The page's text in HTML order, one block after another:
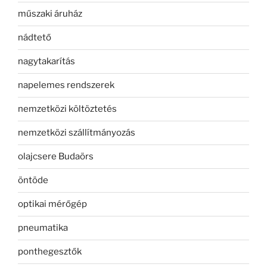
műszaki áruház
nádtető
nagytakarítás
napelemes rendszerek
nemzetközi költöztetés
nemzetközi szállítmányozás
olajcsere Budaörs
öntöde
optikai mérőgép
pneumatika
ponthegesztők